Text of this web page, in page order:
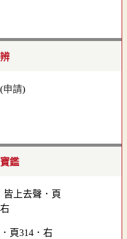
(申請)
鑑
頁314．右